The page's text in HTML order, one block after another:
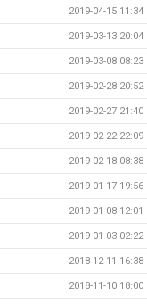
2019-04-15 11:34
2019-03-13 20:04
2019-03-08 08:23
2019-02-28 20:52
2019-02-27 21:40
2019-02-22 22:09
2019-02-18 08:38
2019-01-17 19:56
2019-01-08 12:01
2019-01-03 02:22
2018-12-11 16:38
2018-11-10 18:00